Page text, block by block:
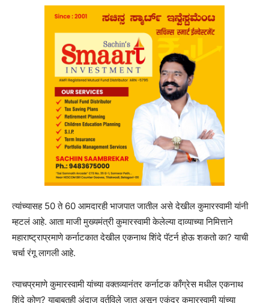
त्यांच्यासह 50 ते 60 आमदारही भाजपात जातील असे देखील कुमारस्वामी यांनी
म्हटलं आहे. आता माजी मुख्यमंत्री कुमारस्वामी केलेल्या दाव्याच्या निमित्ताने
महाराष्ट्राप्रमाणे कर्नाटकात देखील एकनाथ शिंदे पॅटर्न होऊ शकतो का? याची
चर्चा रंगू लागली आहे.
त्याचप्रमाणे कुमारस्वामी यांच्या वक्तव्यानंतर कर्नाटक काँग्रेस मधील एकनाथ
शिंदे कोण? याबाबतही अंदाज वर्तविले जात असून एकंदर कुमारस्वामी यांच्या